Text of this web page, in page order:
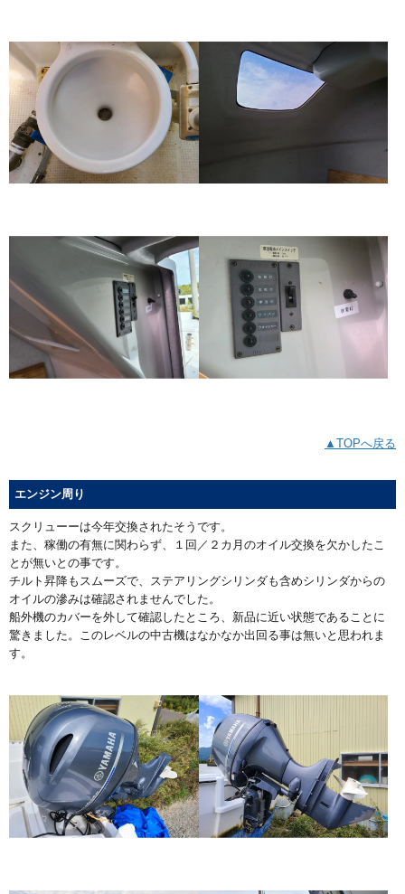
▲TOPへ戻る
エンジン周り
スクリューーは今年交換されたそうです。
また、稼働の有無に関わらず、１回／２カ月のオイル交換を欠かしたこ
とが無いとの事です。
チルト昇降もスムーズで、ステアリングシリンダも含めシリンダからの
オイルの滲みは確認されませんでした。
船外機のカバーを外して確認したところ、新品に近い状態であることに
驚きました。このレベルの中古機はなかなか出回る事は無いと思われま
す。